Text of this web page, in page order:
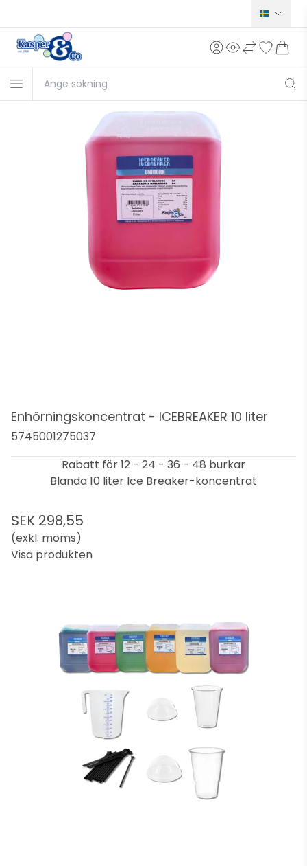
Norsk
Dansk
Deutsch
Enhörningskoncentrat - ICEBREAKER 10 liter
5745001275037
Rabatt för 12 - 24 - 36 - 48 burkar
Blanda 10 liter Ice Breaker-koncentrat
SEK 298,55
(exkl. moms)
Visa produkten